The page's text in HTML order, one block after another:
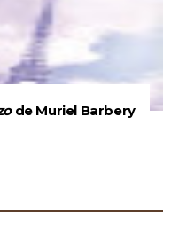
de Muriel Barbery